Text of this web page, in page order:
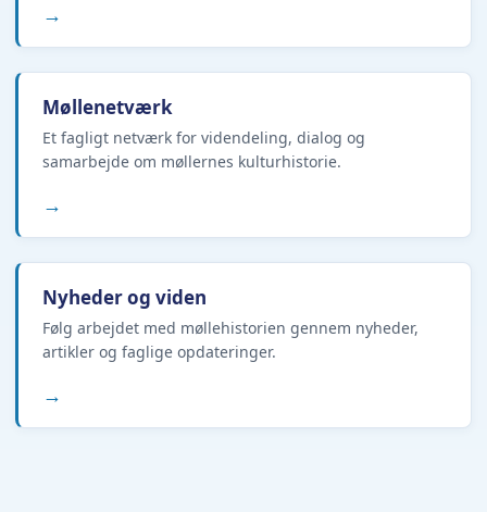
→
Møllenetværk
Et fagligt netværk for videndeling, dialog og
samarbejde om møllernes kulturhistorie.
→
Nyheder og viden
Følg arbejdet med møllehistorien gennem nyheder,
artikler og faglige opdateringer.
→